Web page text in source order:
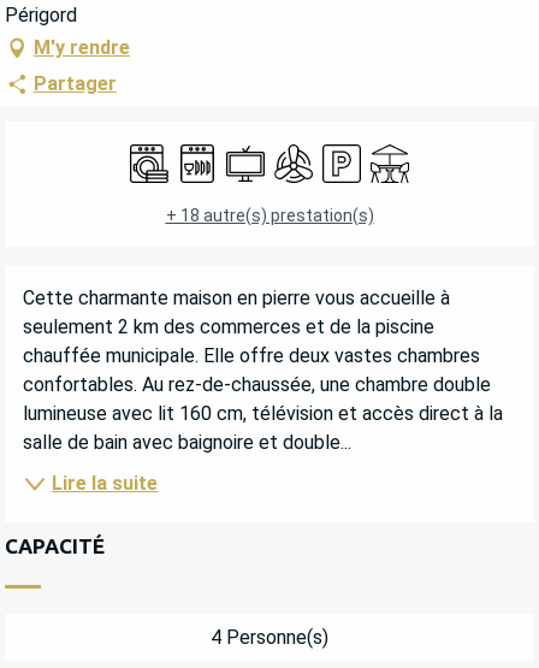
Périgord
M'y rendre
Partager
OUVERTURE ET COORDONNÉES
Lave lingeLave vaisselle
TélévisionAir conditionné
ParkingTerrasse
+ 18 autre(s) prestation(s)
DESCRIPTION
Cette charmante maison en pierre vous accueille à
seulement 2 km des commerces et de la piscine
chauffée municipale. Elle offre deux vastes chambres
confortables. Au rez-de-chaussée, une chambre double
lumineuse avec lit 160 cm, télévision et accès direct à la
salle de bain avec baignoire et double...
Lire la suite
CAPACITÉ
4 Personne(s)